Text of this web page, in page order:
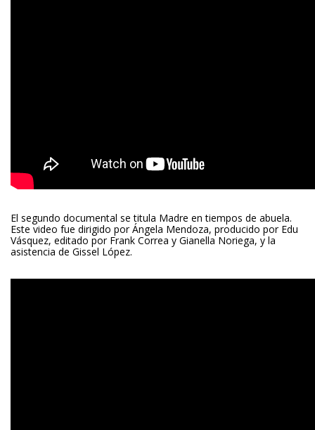
El segundo documental se titula Madre en tiempos de abuela.
Este video fue dirigido por Ángela Mendoza, producido por Edu
Vásquez, editado por Frank Correa y Gianella Noriega, y la
asistencia de Gissel López.